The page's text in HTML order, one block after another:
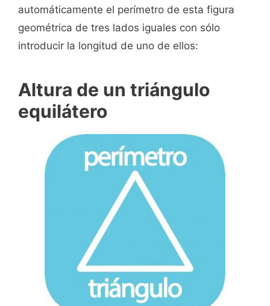
automáticamente el perímetro de esta figura
geométrica de tres lados iguales con sólo
introducir la longitud de uno de ellos:
Altura de un triángulo
equilátero